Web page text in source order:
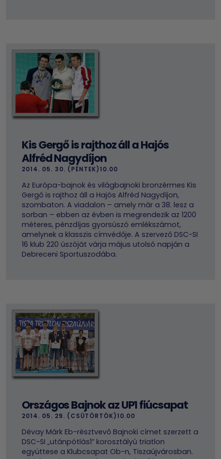
Kis Gergő is rajthoz áll a Hajós
Alfréd Nagydíjon
2014. 05. 30. (PÉNTEK)10.00
Az Európa-bajnok és világbajnoki bronzérmes Kis
Gergő is rajthoz áll a Hajós Alfréd Nagydíjon,
szombaton. A viadalon – amely már a 38. lesz a
sorban – ebben az évben is megrendezik az 1200
méteres, pénzdíjas gyorsúszó emlékszámot,
amelynek a klasszis címvédője. A szervező DSC-SI
16 klub 220 úszóját várja május utolsó napján a
Debreceni Sportuszodába.
Országos Bajnok az UP1 fiúcsapat
2014. 05. 29. (CSÜTÖRTÖK)10.00
Dévay Márk Eb-résztvevő Bajnoki címet szerzett a
DSC-SI „utánpótlás1” korosztályú triatlon
együttese a Klubcsapat Ob-n, Tiszaújvárosban.